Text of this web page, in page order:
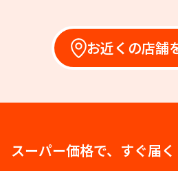
お近くの店舗
スーパー価格で、すぐ届く